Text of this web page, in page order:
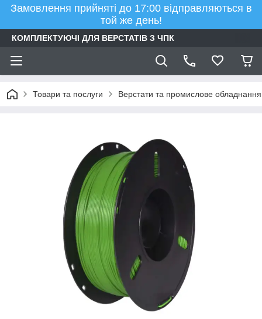
Замовлення прийняті до 17:00 відправляються в
той же день!
КОМПЛЕКТУЮЧІ ДЛЯ ВЕРСТАТІВ З ЧПК
Товари та послуги Верстати та промислове обладнання